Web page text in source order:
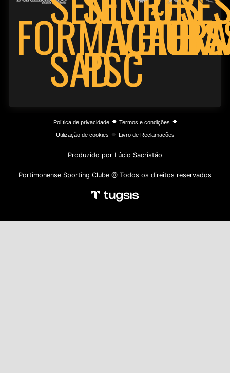
FORMAÇÃO
SADPSC
Política de privacidade⌯ Termos e condições ⌯
Utilização de cookies ⌯ Livro de Reclamações
Produzido por Lúcio Sacristão
Portimonense Sporting Clube @ Todos os direitos reservados